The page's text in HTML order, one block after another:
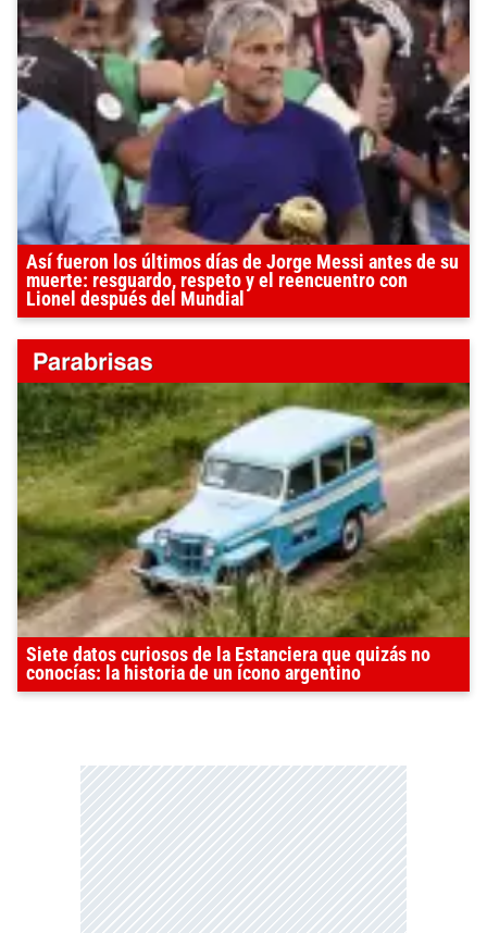
Así fueron los últimos días de Jorge Messi antes de su
muerte: resguardo, respeto y el reencuentro con
Lionel después del Mundial
Siete datos curiosos de la Estanciera que quizás no
conocías: la historia de un ícono argentino